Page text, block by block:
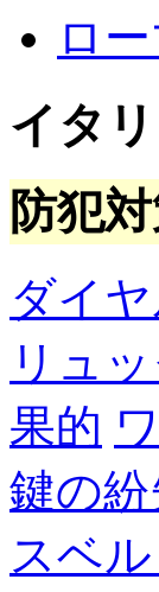
ロ
イタ
防犯
ダイ
リュ
果的
鍵の
スベル